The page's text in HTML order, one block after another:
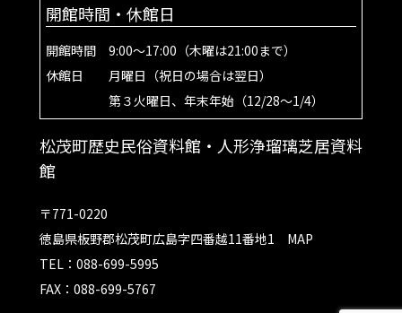
開館時間・休館日
開館時間 9:00～17:00（木曜は21:00まで）
休館日 月曜日（祝日の場合は翌日）
第３火曜日、年末年始（12/28～1/4）
松茂町歴史民俗資料館・人形浄瑠璃芝居資料
館
〒771-0220
徳島県板野郡松茂町広島字四番越11番地1 MAP
TEL：088-699-5995
FAX：088-699-5767